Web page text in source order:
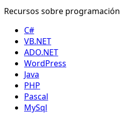
Recursos sobre programación
C#
VB.NET
ADO.NET
WordPress
Java
PHP
Pascal
MySql